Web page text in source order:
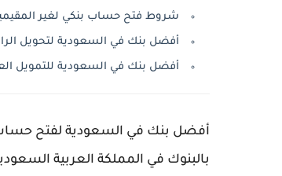
شروط فتح حساب بنكي لغير
أفضل بنك في السعودية لتحويل
أفضل بنك في السعودية للتمويل
بالبنوك في المملكة العربية